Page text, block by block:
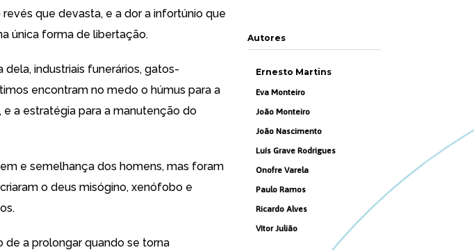
que devasta, e a dor a infortúnio que
única forma de libertação.
industriais funerários, gatos-
encontram no medo o húmus para a
e a estratégia para a manutenção do
e semelhança dos homens, mas foram
o deus misógino, xenófobo e
de a prolongar quando se torna
Autores
Ernesto Martins
Eva Monteiro
João Monteiro
João Nascimento
Luís Grave Rodrigues
Onofre Varela
Paulo Ramos
Ricardo Alves
Vítor Julião